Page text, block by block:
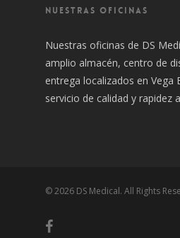
NUESTRAS OFICINAS
Nuestras oficinas de DS
amplio almacén, centro de
entrega localizados en Vega
servicio de calidad y rapidez
© 2026 DS Medical. All Rights